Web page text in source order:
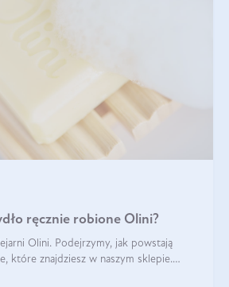
ręcznie robione Olini?
Olini. Podejrzymy, jak powstają
które znajdziesz w naszym sklepie.